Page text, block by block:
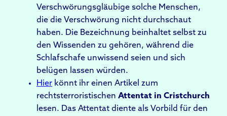
Verschwörungsgläubige solche Menschen,
die die Verschwörung nicht durchschaut
haben. Die Bezeichnung beinhaltet selbst zu
den Wissenden zu gehören, während die
Schlafschafe unwissend seien und sich
belügen lassen würden.
Hier könnt ihr einen Artikel zum
rechtsterroristischen Attentat in Cristchurch
lesen. Das Attentat diente als Vorbild für den